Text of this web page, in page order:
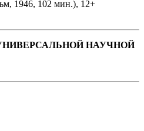
1946, 102 мин.), 12+
НАУЧНОЙ